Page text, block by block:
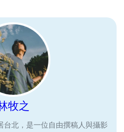
牧之
台北，是一位自由撰稿人與攝影